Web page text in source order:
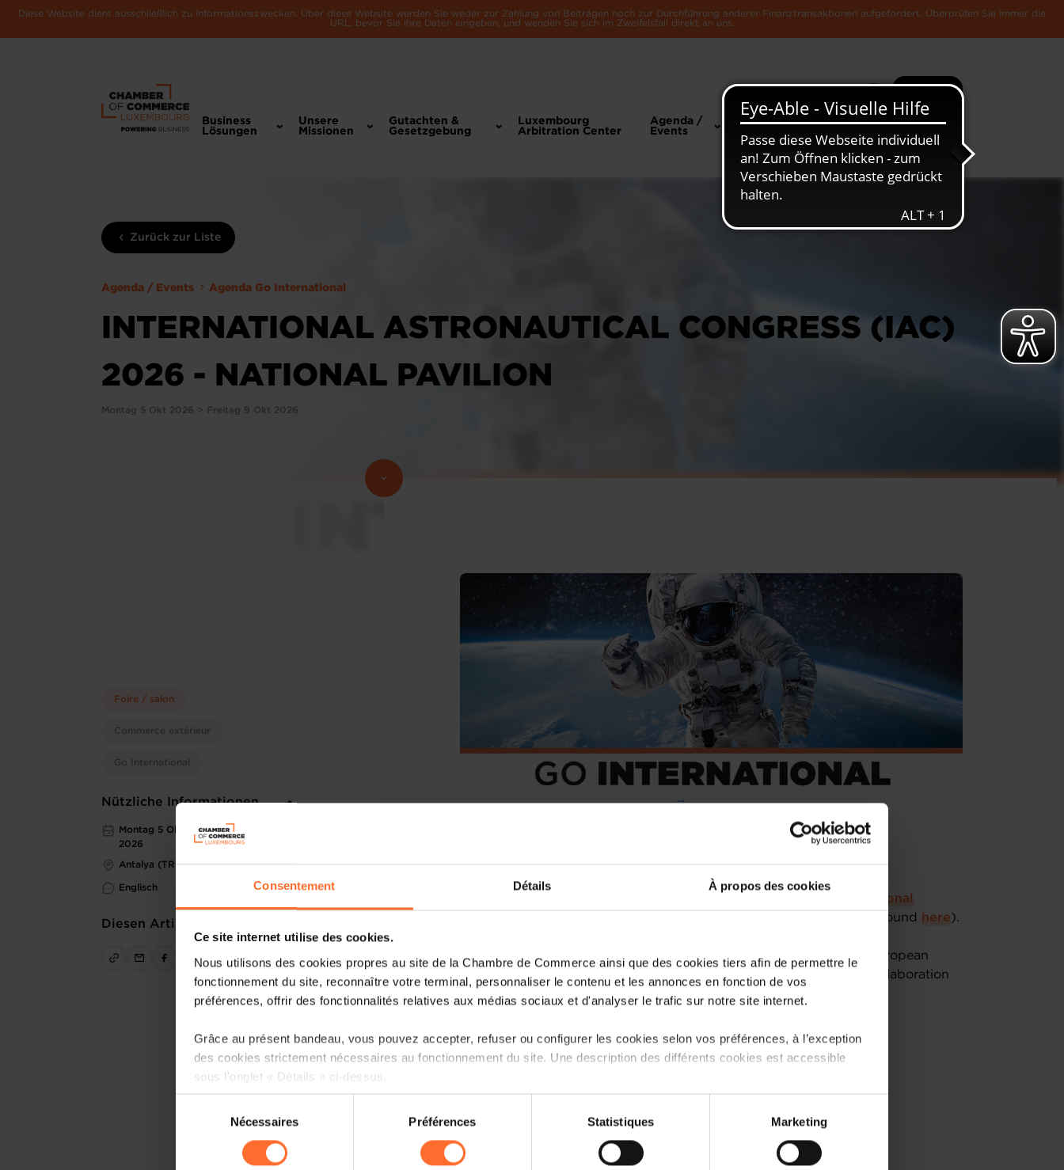
Consentement Détails À propos des cookies
Ce site internet utilise des cookies.
Nous utilisons des cookies propres au site de la Chambre de Commerce ainsi que des cookies tiers afin de permettre le
fonctionnement du site, reconnaître votre terminal, personnaliser le contenu et les annonces en fonction de vos
préférences, offrir des fonctionnalités relatives aux médias sociaux et d'analyser le trafic sur notre site internet.
Grâce au présent bandeau, vous pouvez accepter, refuser ou configurer les cookies selon vos préférences, à l’exception
des cookies strictement nécessaires au fonctionnement du site. Une description des différents cookies est accessible
sous l’onglet « Détails » ci-dessus.
Il est précisé que la navigation sur le site et certaines fonctionnalités (ex : lecture de vidéos, partage sur les réseaux
sociaux, sauvegarde des préférences de lecture vidéo, personnalisation de l’affichage du site) peuvent être affectées en
cas de refus de tous les cookies ou des cookies non nécessaires.
consentement
Nécessaires Préférences Statistiques Marketing
Diese Website dient ausschließlich zu Informationszwecken. Über diese Website werden Sie weder zur Zahlung von Beiträgen noch zur Durchführung anderer Finanztransaktionen aufgefordert. Überprüfen Sie immer die
URL, bevor Sie Ihre Daten eingeben, und wenden Sie sich im Zweifelsfall direkt an uns.
Suche Mehr
Business
Lösungen
Unsere
Missionen
Gutachten &
Gesetzgebung
Luxembourg
Arbitration Center
Agenda /
Events
News &
Die Luxemburger
Zurück zur Liste
Agenda / Events Agenda Go International
INTERNATIONAL ASTRONAUTICAL CONGRESS (IAC)
2026 - NATIONAL PAVILION
Montag 5 Okt 2026 > Freitag 9 Okt 2026
Foire / salon
Commerce extérieur
Go International
Nützliche Informationen
Montag 5 Okt 2026 > Freitag 9 Okt
2026
Antalya (TR)
Englisch
Diesen Artikel teilen
International
(more information about the event can be found here ).
This National Pavilion is organised by the Ministry of Foreign and European
Affairs, Defence, Development Cooperation and Foreign Trade in collaboration
with the Luxembourg Trade & Invest partners.
Date:
5-9 October 2026
Antalya (TR)
1,500 EUR / start-up (< 5 years)